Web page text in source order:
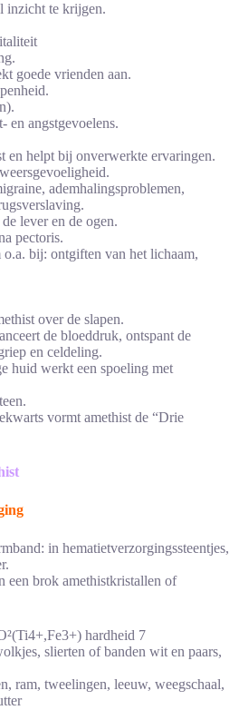
inzicht te krijgen.
goede vrienden aan.
en angstgevoelens.
en helpt bij onverwerkte ervaringen.
ademhalingsproblemen,
lever en de ogen.
pectoris.
bij: ontgiften van het lichaam,
over de slapen.
de bloeddruk, ontspant de
en celdeling.
huid werkt een spoeling met
vormt amethist de “Drie
in hematietverzorgingssteentjes,
een brok amethistkristallen of
hardheid 7
slierten of banden wit en paars,
ram, tweelingen, leeuw, weegschaal,